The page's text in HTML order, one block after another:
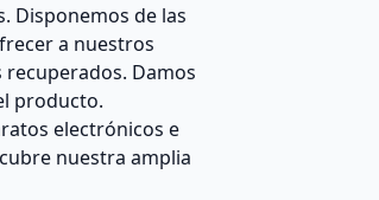
Disponemos de las
a nuestros
Damos
producto.
electrónicos e
nuestra amplia